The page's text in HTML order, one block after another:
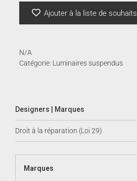
Grande
Ajouter à la liste de souhaits
N/A
Catégorie: Luminaires suspendus
Designers | Marques
Droit à la réparation (Loi 29)
Marques